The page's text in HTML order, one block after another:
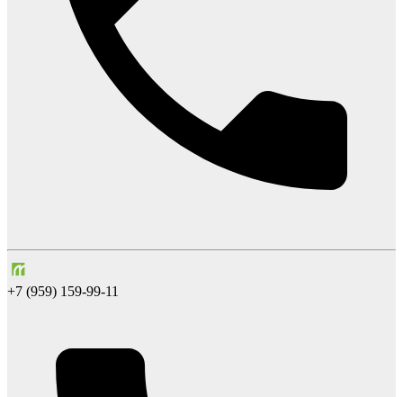
+7 (959) 159-99-11